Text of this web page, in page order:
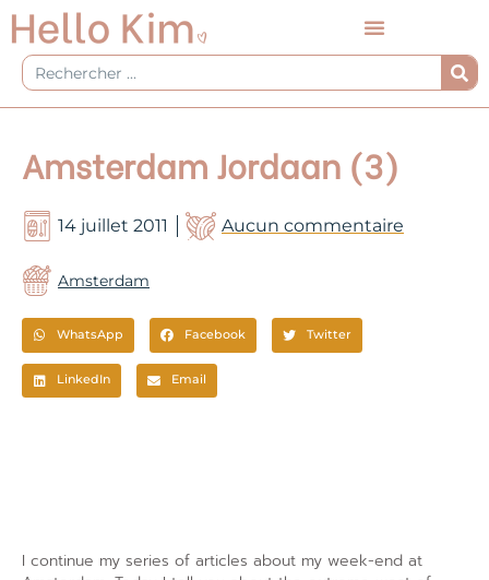
Aller
au
contenu
Rechercher
Amsterdam Jordaan (3)
14 juillet 2011 Aucun commentaire
Amsterdam
WhatsApp Facebook Twitter
LinkedIn Email
I continue my series of articles about my week-end at